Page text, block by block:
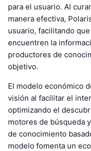
para el usuario. Al
manera efectiva,
usuario, facilitando
encuentren la
productores de
objetivo.
El modelo económico
visión al facilitar el
optimizando el
motores de búsqueda
de conocimiento
modelo fomenta un